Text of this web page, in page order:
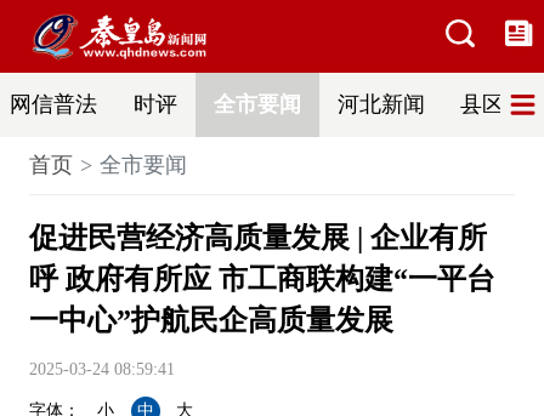
网信普法 时评 全市要闻 河北新闻 县区热
首页 全市要闻
促进民营经济高质量发展 | 企业有所
呼 政府有所应 市工商联构建“一平台
一中心”护航民企高质量发展
2025-03-24 08:59:41
字体： 小 中 大